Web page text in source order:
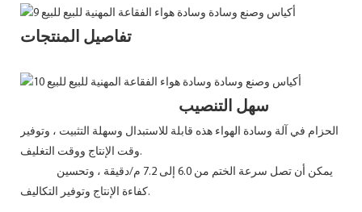
تفاصيل المنتجات
سهل التنصيب
الحزام في آلة وسادة الهواء هذه قابلة للاستبدال وسهلة التثبيت ، وتوفير
وقت الإنتاج ووقت التغليف.
كفاءة الإنتاج وتوفير التكاليف.